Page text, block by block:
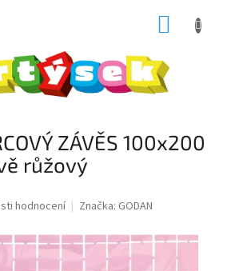
ZÁVĚS 100x200
růžový
hodnocení Značka: GODAN